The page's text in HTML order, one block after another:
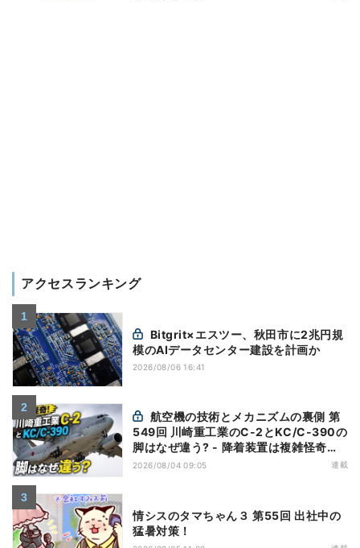
アクセスランキング
模のAIデータセンター建設を計画か
2026/08/06 16:41
549回 川崎重工業のC-2とKC/C-390の
脚はなぜ違う? - 降着装置は複雑怪奇
(5)|軍用輸送機(10)
2026/08/04 09:05 連載
情シスのタマちゃん３ 第55回 出社中の
猛暑対策！